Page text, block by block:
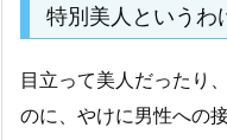
特別美人というわ
目立って美人だったり
のに、やけに男性への